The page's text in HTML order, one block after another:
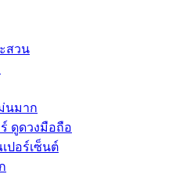
สวน
นมาก
ร์ ดูดวงมือถือ
ปอร์เซ็นต์